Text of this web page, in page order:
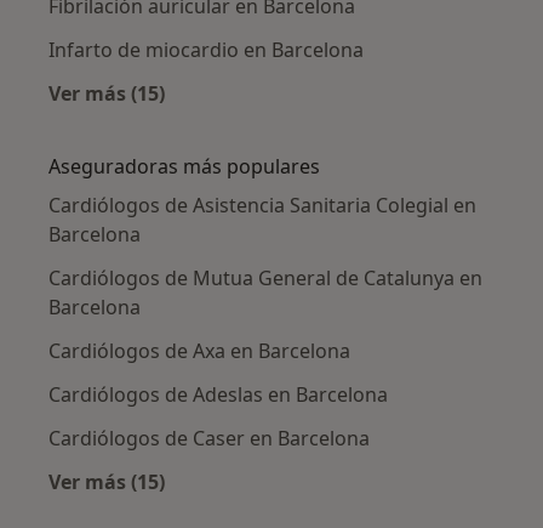
Fibrilación auricular en Barcelona
Infarto de miocardio en Barcelona
Ver más (15)
Aseguradoras más populares
Cardiólogos de Asistencia Sanitaria Colegial en
Barcelona
Cardiólogos de Mutua General de Catalunya en
Barcelona
Cardiólogos de Axa en Barcelona
Cardiólogos de Adeslas en Barcelona
Cardiólogos de Caser en Barcelona
Ver más (15)